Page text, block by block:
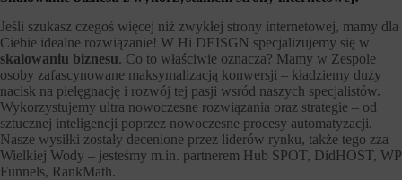
Jeśli szukasz czegoś więcej niż zwykłej strony internetowej, mamy dla
Ciebie idealne rozwiązanie! W Hi DEISGN specjalizujemy się w
skalowaniu biznesu. Co to właściwie oznacza? Mamy w Zespole
osoby zafascynowane maksymalizacją konwersji – kładziemy duży
nacisk na pielęgnację i rozwój tej pasji wsród naszych specjalistów.
Wykorzystujemy ultra nowoczesne rozwiązania oraz strategie – od
sztucznej inteligencji poprzez nowoczesne procesy automatyzacji.
Nasze wysiłki zostały decenione przez liderów rynku, także tego zza
Wielkiej Wody – jesteśmy m.in. partnerem Hub SPOT, DidHOST, WP
Funnels, RankMath.